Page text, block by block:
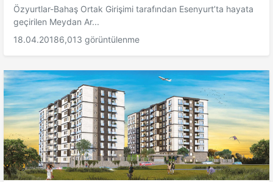
Özyurtlar-Bahaş Ortak Girişimi tarafından Esenyurt’ta hayata
geçirilen Meydan Ar...
18.04.20186,013 görüntülenme